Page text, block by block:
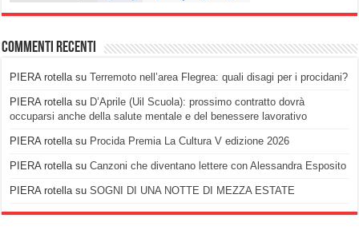
Commenti recenti
PIERA rotellasuTerremoto nell’area Flegrea: quali disagi per i procidani?
PIERA rotellasu D’Aprile (Uil Scuola): prossimo contratto dovrà
occuparsi anche della salute mentale e del benessere lavorativo
PIERA rotellasu Procida Premia La Cultura V edizione 2026
PIERA rotellasuCanzoni che diventano lettere con Alessandra Esposito
PIERA rotellasuSOGNI DI UNA NOTTE DI MEZZA ESTATE